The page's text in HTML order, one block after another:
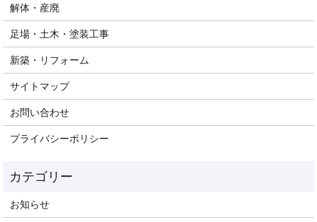
解体・産廃
足場・土木・塗装工事
新築・リフォーム
サイトマップ
お問い合わせ
プライバシーポリシー
お知らせ